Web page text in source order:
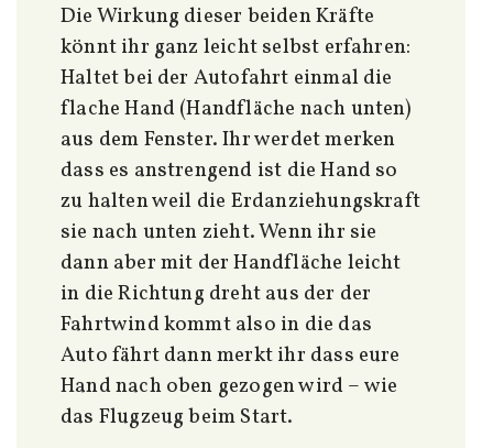
Die Wirkung dieser beiden Kräfte
könnt ihr ganz leicht selbst erfahren:
Haltet bei der Autofahrt einmal die
flache Hand (Handfläche nach unten)
aus dem Fenster. Ihr werdet merken
dass es anstrengend ist die Hand so
zu halten weil die Erdanziehungskraft
sie nach unten zieht. Wenn ihr sie
dann aber mit der Handfläche leicht
in die Richtung dreht aus der der
Fahrtwind kommt also in die das
Auto fährt dann merkt ihr dass eure
Hand nach oben gezogen wird – wie
das Flugzeug beim Start.